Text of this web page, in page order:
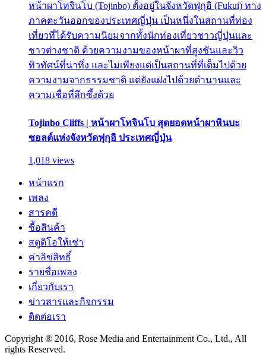
หน้าผาโทจินโบ (Tojinbo) ตั้งอยู่ในจังหวัดฟุกุอิ (Fukui) ทาง
ภาคตะวันออกของประเทศญี่ปุ่น เป็นหนึ่งในสถานที่ท่อง
เที่ยวที่ได้รับความนิยมจากทั้งนักท่องเที่ยวชาวญี่ปุ่นและ
ชาวต่างชาติ ด้วยความงามของหน้าผาที่สูงชันและวิว
ทิวทัศน์ที่น่าทึ่ง และไม่เพียงแต่เป็นสถานที่ที่เต็มไปด้วย
ความงามจากธรรมชาติ แต่ยังแฝงไปด้วยตำนานและ
ความเชื่อที่ลึกซึ้งด้วย
Tojinbo Cliffs | หน้าผาโทจินโบ สุดยอดหน้าผาหินบะ
ซอลต์แห่งจังหวัดฟุกุอิ ประเทศญี่ปุ่น
1,018 views
หน้าแรก
เพลง
สารคดี
ซื้อสินค้า
สตูดิโอให้เช่า
ค่าลิขสิทธิ์
รายชื่อเพลง
เกี่ยวกับเรา
ข่าวสารและกิจกรรม
ติดต่อเรา
Copyright ® 2016, Rose Media and Entertainment Co., Ltd., All
rights Reserved.